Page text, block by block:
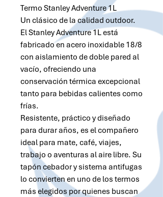
Termo Stanley Adventure 1L
Un clásico de la calidad outdoor.
El Stanley Adventure 1L está
fabricado en acero inoxidable 18/8
con aislamiento de doble pared al
vacío, ofreciendo una
conservación térmica excepcional
tanto para bebidas calientes como
frías.
Resistente, práctico y diseñado
para durar años, es el compañero
ideal para mate, café, viajes,
trabajo o aventuras al aire libre. Su
tapón cebador y sistema antifugas
lo convierten en uno de los termos
más elegidos por quienes buscan